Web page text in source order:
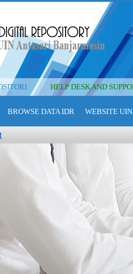
HELP DESK AND
BROWSE DATA IDR WEBSITE